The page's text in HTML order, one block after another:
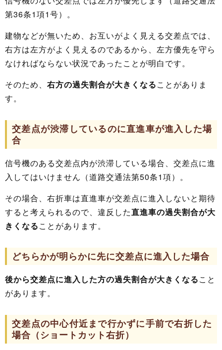
第36条1項1号）。
建物などが無いため、お互いがよく見える交差点では、
右方は左方がよく見えるのであるから、左方優先を守ら
なければならない状況であったことが明白です。
そのため、 右方の過失割合が大きくなることがありま
す。
交差点が渋滞しているのに直進車が進入した場
合
信号機のある交差点内が渋滞している場合、交差点に進
入してはいけません（道路交通法第50条1項）。
その場合、右折車は直進車が交差点に進入しないと期待
すると考えられるので、違反した直進車の過失割合が大
きくなることがあります。
どちらかが明らかに先に交差点に進入した場合
後から交差点に進入した方の過失割合が大きくなること
があります。
交差点の中心付近まで行かずに手前で右折した
場合（ショートカット右折）